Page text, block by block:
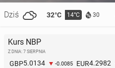
Dziś 32°C 14°C 30
Kurs NBP
Z DNIA: 7 SIERPNIA
GBP5.0134 -0.0085 EUR4.2982